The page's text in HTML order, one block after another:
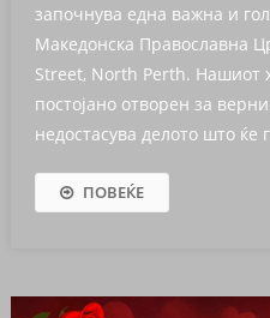
започнува една важна и
Македонска Православна
Street, North Perth. Нашиот
постојано отворен за
недостасува делото што
ПОВЕЌЕ